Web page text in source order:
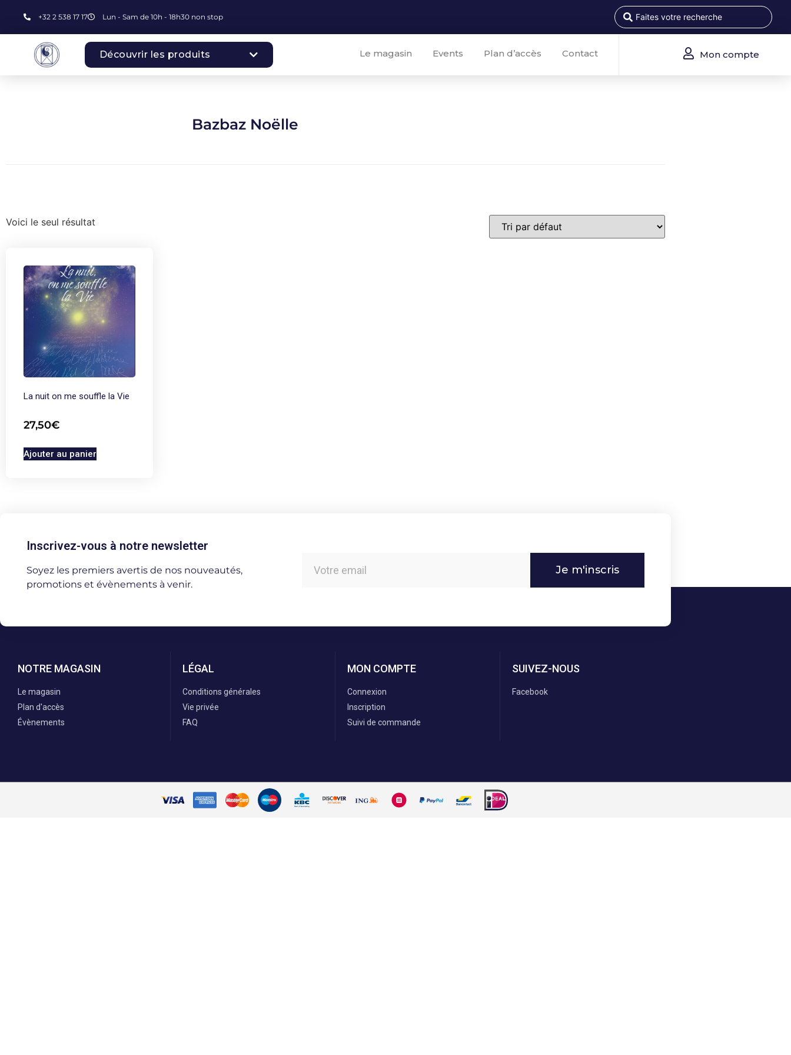
+32 2 538 17 17 Lun - Sam de 10h - 18h30 non stop
Découvrir les produits Le magasin Events Plan d’accès Contact Mon compte
Bazbaz Noëlle
Voici le seul résultat
La nuit on me souffle la Vie
27,50€
Ajouter au panier
Inscrivez-vous à notre newsletter
Soyez les premiers avertis de nos nouveautés,
promotions et évènements à venir.
Je m'inscris
NOTRE MAGASIN
Le magasin
Plan d'accès
Évènements
LÉGAL
Conditions générales
Vie privée
FAQ
MON COMPTE
Connexion
Inscription
Suivi de commande
SUIVEZ-NOUS
Facebook